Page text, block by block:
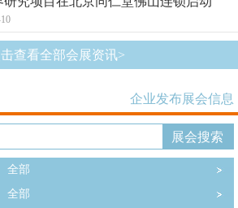
查看全部会展资讯>
企业发布展会信息
全部
全部